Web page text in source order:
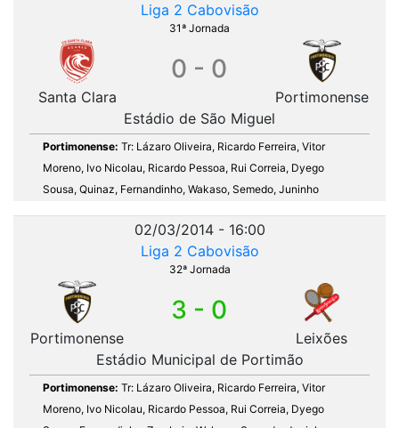
Liga 2 Cabovisão
31ª Jornada
Santa Clara
0 - 0
Portimonense
Estádio de São Miguel
Portimonense: Tr: Lázaro Oliveira, Ricardo Ferreira, Vitor
Moreno, Ivo Nicolau, Ricardo Pessoa, Rui Correia, Dyego
Sousa, Quinaz, Fernandinho, Wakaso, Semedo, Juninho
02/03/2014 - 16:00
Liga 2 Cabovisão
32ª Jornada
Portimonense
3 - 0
Leixões
Estádio Municipal de Portimão
Portimonense: Tr: Lázaro Oliveira, Ricardo Ferreira, Vitor
Moreno, Ivo Nicolau, Ricardo Pessoa, Rui Correia, Dyego